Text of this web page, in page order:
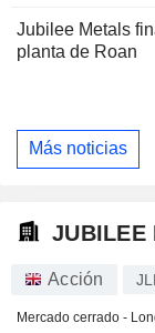
Jubilee Metals
planta de Roan
Más noticias
JUBILEE
Acción
Mercado cerrado -